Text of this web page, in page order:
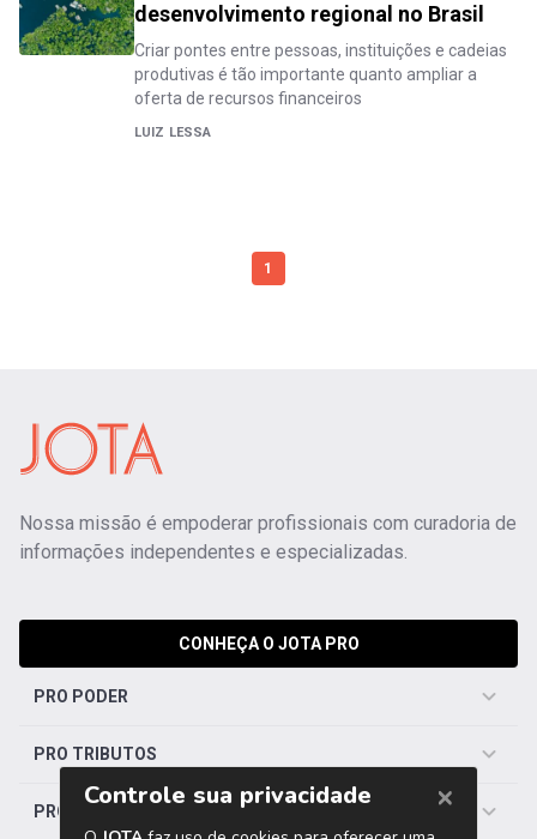
desenvolvimento regional no Brasil
Criar pontes entre pessoas, instituições e cadeias
produtivas é tão importante quanto ampliar a
oferta de recursos financeiros
LUIZ LESSA
1
Nossa missão é empoderar profissionais com curadoria de
informações independentes e especializadas.
CONHEÇA O JOTA PRO
PRO PODER
PRO TRIBUTOS
PRO TRABALHISTA